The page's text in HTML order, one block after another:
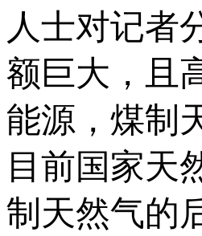
人士对记者
额巨大，且
能源，煤制
目前国家天
制天然气的